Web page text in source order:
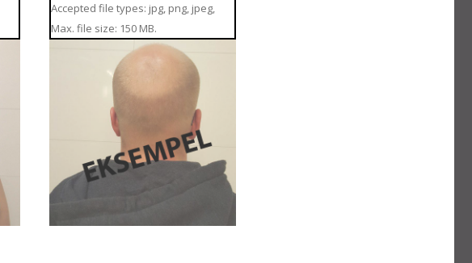
Accepted file types: jpg, png, jpeg,
Max. file size: 150 MB.